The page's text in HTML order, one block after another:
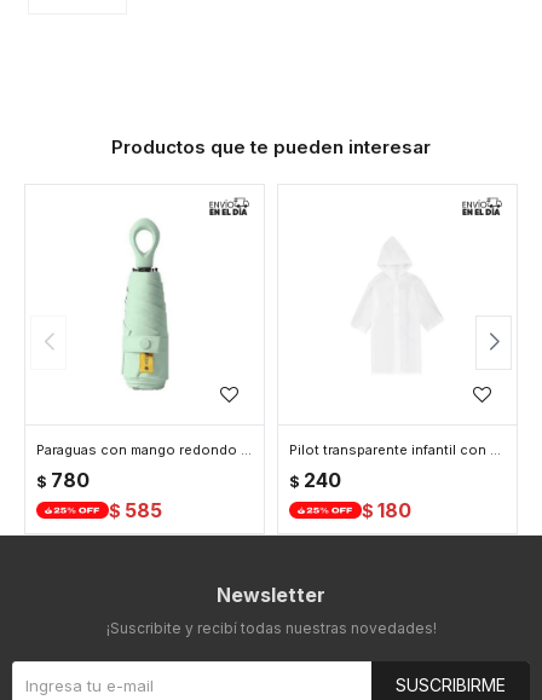
Productos que te pueden interesar
Paraguas con mango redondo - Verde
$ 780
$ 585
Pilot transparente infantil con botones
$ 240
$ 180
Newsletter
¡Suscribite y recibí todas nuestras novedades!
SUSCRIBIRME